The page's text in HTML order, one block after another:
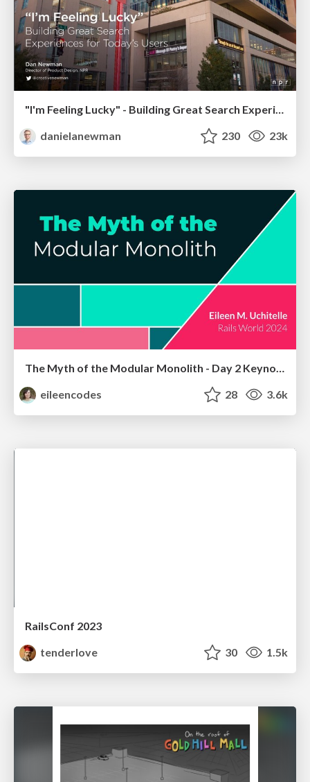
"I'm Feeling Lucky" - Building Great Search Experiences for Today's Users (#IAC19)
danielanewman
230 23k
The Myth of the Modular Monolith - Day 2 Keynote - Rails World 2024
eileencodes
28 3.6k
RailsConf 2023
tenderlove
30 1.5k